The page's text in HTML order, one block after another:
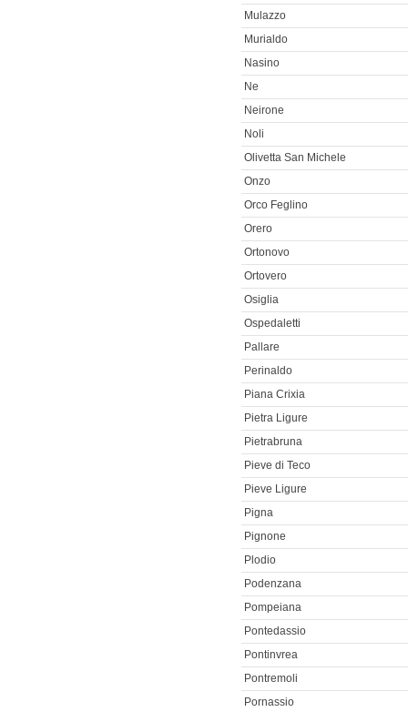
Mulazzo
Murialdo
Nasino
Ne
Neirone
Noli
Olivetta San Michele
Onzo
Orco Feglino
Orero
Ortonovo
Ortovero
Osiglia
Ospedaletti
Pallare
Perinaldo
Piana Crixia
Pietra Ligure
Pietrabruna
Pieve di Teco
Pieve Ligure
Pigna
Pignone
Plodio
Podenzana
Pompeiana
Pontedassio
Pontinvrea
Pontremoli
Pornassio